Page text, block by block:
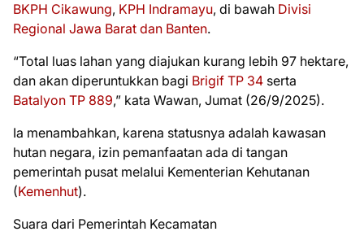
BKPH Cikawung, KPH Indramayu, di bawah Divisi
Regional Jawa Barat dan Banten.
“Total luas lahan yang diajukan kurang lebih 97 hektare,
dan akan diperuntukkan bagi Brigif TP 34 serta
Batalyon TP 889,” kata Wawan, Jumat (26/9/2025).
Ia menambahkan, karena statusnya adalah kawasan
hutan negara, izin pemanfaatan ada di tangan
pemerintah pusat melalui Kementerian Kehutanan
(Kemenhut).
Suara dari Pemerintah Kecamatan